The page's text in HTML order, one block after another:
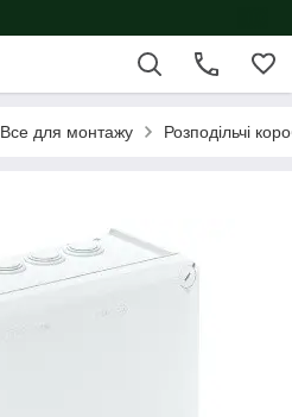
Все для монтажу Розподільчі